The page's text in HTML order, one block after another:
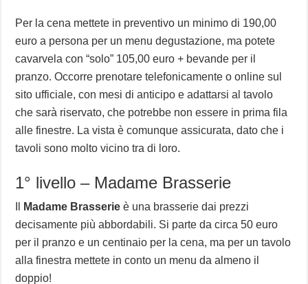
Per la cena mettete in preventivo un minimo di 190,00
euro a persona per un menu degustazione, ma potete
cavarvela con “solo” 105,00 euro + bevande per il
pranzo. Occorre prenotare telefonicamente o online sul
sito ufficiale, con mesi di anticipo e adattarsi al tavolo
che sarà riservato, che potrebbe non essere in prima fila
alle finestre. La vista è comunque assicurata, dato che i
tavoli sono molto vicino tra di loro.
1° livello – Madame Brasserie
Madame Brasserie è una brasserie dai prezzi
decisamente più abbordabili. Si parte da circa 50 euro
per il pranzo e un centinaio per la cena, ma per un tavolo
alla finestra mettete in conto un menu da almeno il
doppio!